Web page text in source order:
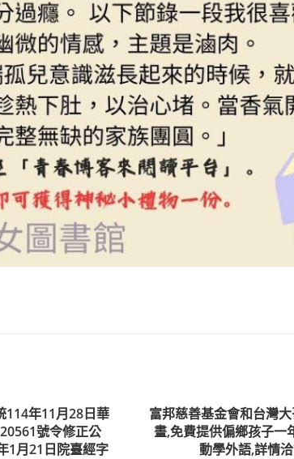
114年11月28日華
號令修正公
1月21日院臺經字
富邦慈善基金會和台灣
畫,免費提供偏鄉孩子
動學外語,詳情